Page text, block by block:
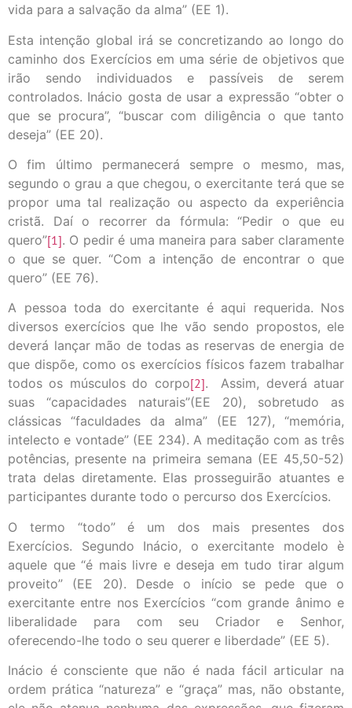
vida para a salvação da alma” (EE 1).
Esta intenção global irá se concretizando ao longo do
caminho dos Exercícios em uma série de objetivos que
irão sendo individuados e passíveis de serem
controlados. Inácio gosta de usar a expressão “obter o
que se procura”, “buscar com diligência o que tanto
deseja” (EE 20).
O fim último permanecerá sempre o mesmo, mas,
segundo o grau a que chegou, o exercitante terá que se
propor uma tal realização ou aspecto da experiência
cristã. Daí o recorrer da fórmula: “Pedir o que eu
quero”[1]. O pedir é uma maneira para saber claramente
o que se quer. “Com a intenção de encontrar o que
quero” (EE 76).
A pessoa toda do exercitante é aqui requerida. Nos
diversos exercícios que lhe vão sendo propostos, ele
deverá lançar mão de todas as reservas de energia de
que dispõe, como os exercícios físicos fazem trabalhar
todos os músculos do corpo[2]. Assim, deverá atuar
suas “capacidades naturais”(EE 20), sobretudo as
clássicas “faculdades da alma” (EE 127), “memória,
intelecto e vontade” (EE 234). A meditação com as três
potências, presente na primeira semana (EE 45,50-52)
trata delas diretamente. Elas prosseguirão atuantes e
participantes durante todo o percurso dos Exercícios.
O termo “todo” é um dos mais presentes dos
Exercícios. Segundo Inácio, o exercitante modelo è
aquele que “é mais livre e deseja em tudo tirar algum
proveito” (EE 20). Desde o início se pede que o
exercitante entre nos Exercícios “com grande ânimo e
liberalidade para com seu Criador e Senhor,
oferecendo-lhe todo o seu querer e liberdade” (EE 5).
Inácio é consciente que não é nada fácil articular na
ordem prática “natureza” e “graça” mas, não obstante,